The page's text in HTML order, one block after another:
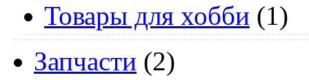
Товары для хобби (1)
Запчасти (2)